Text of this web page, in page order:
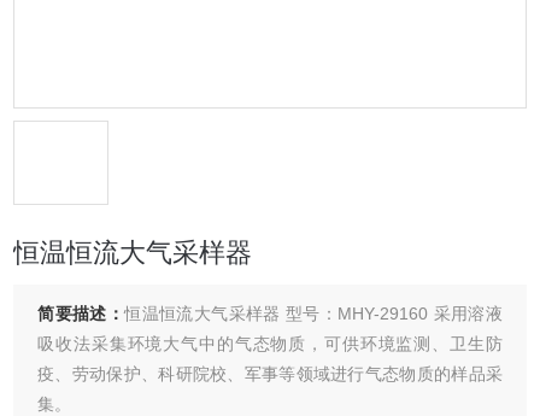
恒温恒流大气采样器
简要描述：恒温恒流大气采样器 型号：MHY-29160 采用溶液
吸收法采集环境大气中的气态物质，可供环境监测、卫生防
疫、劳动保护、科研院校、军事等领域进行气态物质的样品采
集。